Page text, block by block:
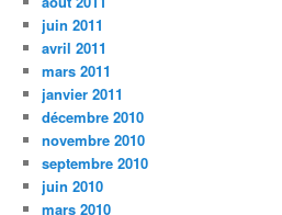
juin 2011
avril 2011
mars 2011
janvier 2011
décembre 2010
novembre 2010
septembre 2010
juin 2010
mars 2010